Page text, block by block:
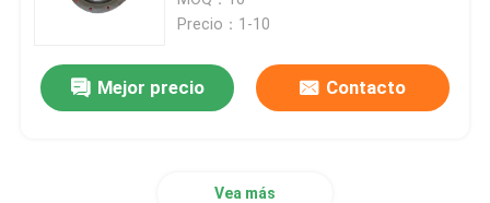
Diafragma de la válvula del pulso
Precio：1-10
Mejor precio Contacto
Vea más